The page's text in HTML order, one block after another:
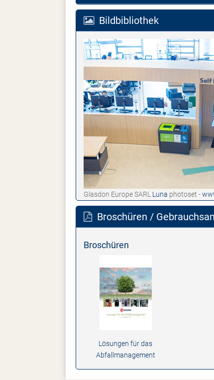
Bildbibliothek
Glasdon Europe SARL Luna photoset -
Broschüren /
Broschüren
Lösungen für das
Abfallmanagement